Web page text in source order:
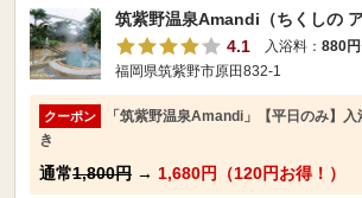
筑紫野温泉Amandi（ちくしの ア
4.1
入浴料： 880円
福岡県筑紫野市原田832-1
クーポン
「筑紫野温泉Amandi」【平日のみ】
き
通常1,800円 → 1,680円（120円お得！）